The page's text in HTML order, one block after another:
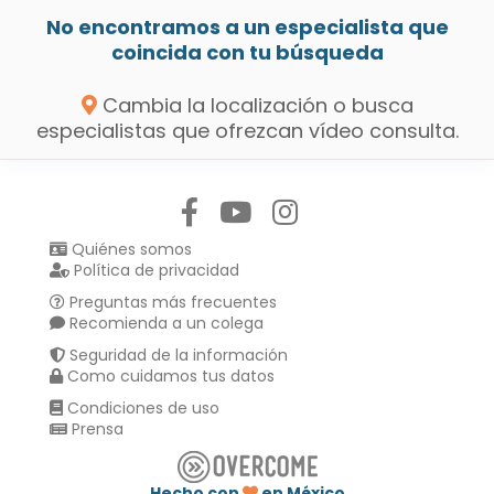
No encontramos a un especialista que
coincida con tu búsqueda
Cambia la localización o busca
especialistas que ofrezcan vídeo consulta.
Quiénes somos
Política de privacidad
Preguntas más frecuentes
Recomienda a un colega
Seguridad de la información
Como cuidamos tus datos
Condiciones de uso
Prensa